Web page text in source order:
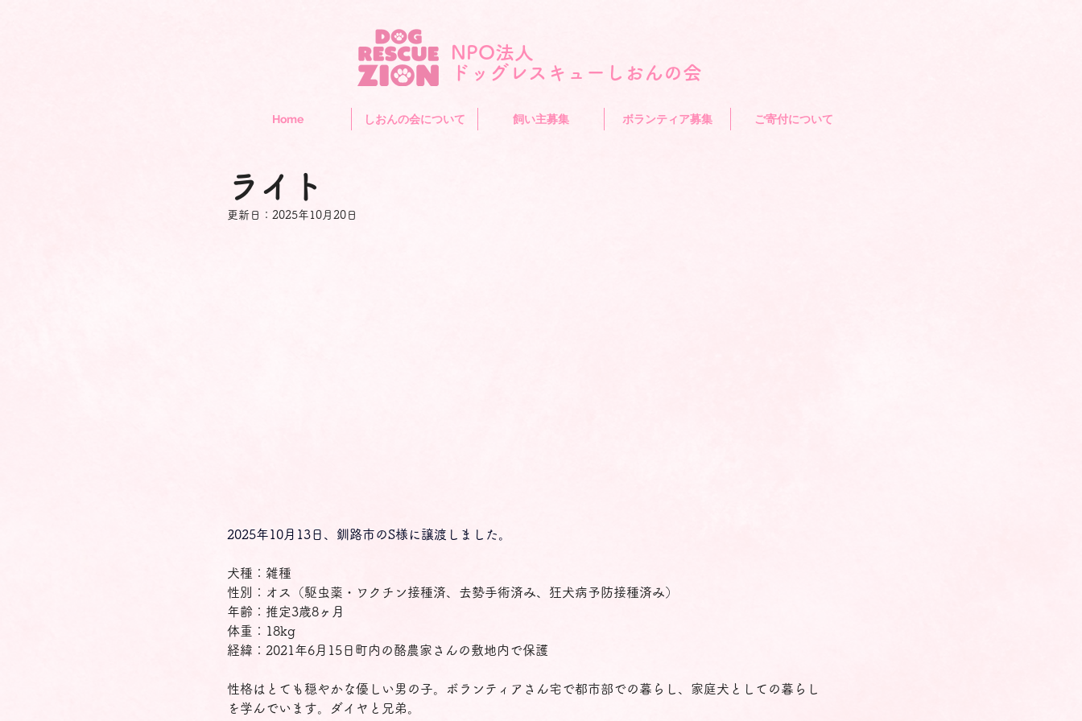
NPO法人
​ドッグレスキューしおんの会
Home しおんの会について 飼い主募集 ボランティア募集 ご寄付について
ライト
更新日： 2025年10月20日
2025年10月13日、釧路市のS様に譲渡しました。
犬種：雑種
性別：オス（駆虫薬・ワクチン接種済、去勢手術済み、狂犬病予防接種済み）
年齢：推定3歳8ヶ月
体重：18kg
経緯：2021年6月15日町内の酪農家さんの敷地内で保護
性格はとても穏やかな優しい男の子。ボランティアさん宅で都市部での暮らし、家庭犬としての暮らし
を学んでいます。ダイヤと兄弟。